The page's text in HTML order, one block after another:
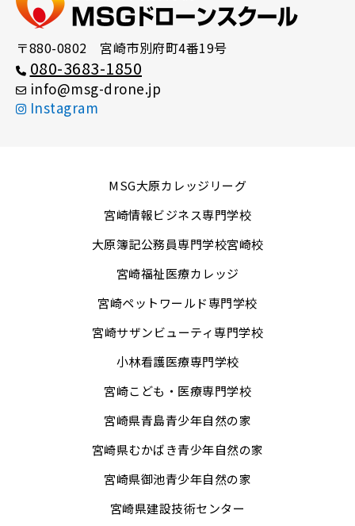
〒880-0802 宮崎市別府町4番19号
080-3683-1850
info msg-drone jp
Instagram
MSG大原カレッジリーグ
宮崎情報ビジネス専門学校
大原簿記公務員専門学校宮崎校
宮崎福祉医療カレッジ
宮崎ペットワールド専門学校
宮崎サザンビューティ専門学校
小林看護医療専門学校
宮崎こども・医療専門学校
宮崎県青島青少年自然の家
宮崎県むかばき青少年自然の家
宮崎県御池青少年自然の家
宮崎県建設技術センター